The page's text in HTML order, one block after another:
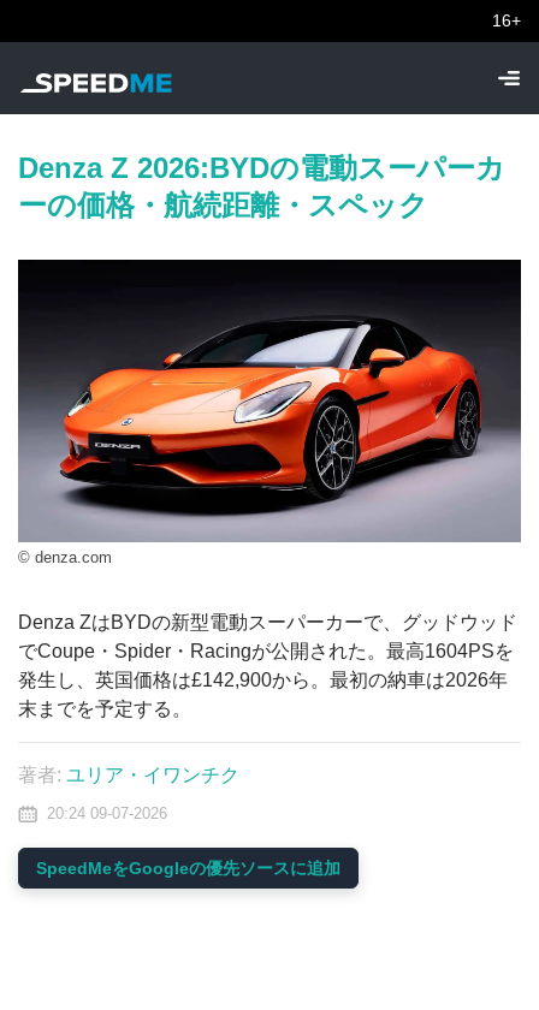
16+
Denza Z 2026:BYDの電動スーパーカ
ーの価格・航続距離・スペック
© denza.com
Denza ZはBYDの新型電動スーパーカーで、グッドウッド
でCoupe・Spider・Racingが公開された。最高1604PSを
発生し、英国価格は£142,900から。最初の納車は2026年
末までを予定する。
著者: ユリア・イワンチク
20:24 09-07-2026
SpeedMeをGoogleの優先ソースに追加